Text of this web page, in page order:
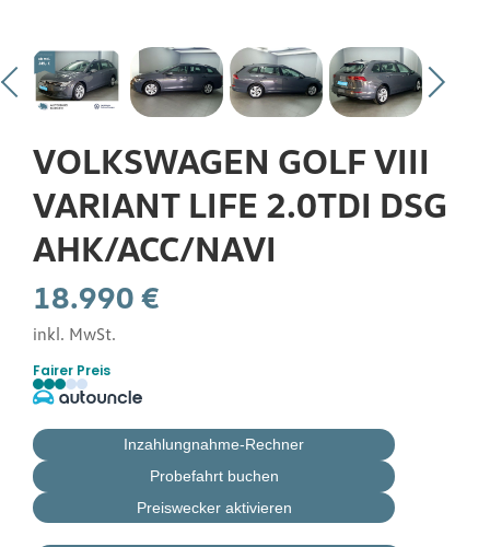
Flottenkunden
Über uns
Karriere
VOLKSWAGEN GOLF VIII
VARIANT LIFE 2.0TDI DSG
AHK/ACC/NAVI
18.990 €
inkl. MwSt.
Fairer Preis
Inzahlungnahme-Rechner
Probefahrt buchen
Preiswecker aktivieren